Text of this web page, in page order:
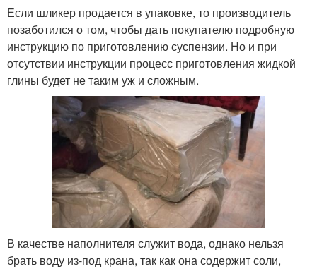
Если шликер продается в упаковке, то производитель
позаботился о том, чтобы дать покупателю подробную
инструкцию по приготовлению суспензии. Но и при
отсутствии инструкции процесс приготовления жидкой
глины будет не таким уж и сложным.
В качестве наполнителя служит вода, однако нельзя
брать воду из-под крана, так как она содержит соли,